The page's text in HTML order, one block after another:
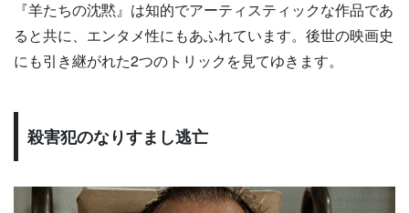
『羊たちの沈黙』は知的でアーティスティックな作品であ
ると共に、エンタメ性にもあふれています。後世の映画史
にも引き継がれた2つのトリックを見てゆきます。
殺害犯のなりすまし逃亡